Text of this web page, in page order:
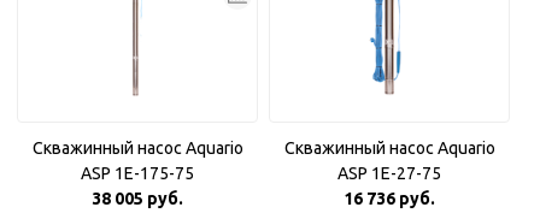
Скважинный насос Aquario
ASP 1E-175-75
38 005 руб.
Скважинный насос Aquario
ASP 1E-27-75
16 736 руб.